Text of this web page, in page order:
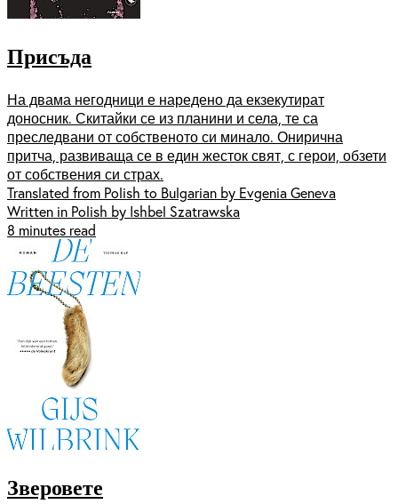
Присъда
На двама негодници е наредено да екзекутират
доносник. Скитайки се из планини и села, те са
преследвани от собственото си минало. Онирична
притча, развиваща се в един жесток свят, с герои, обзети
от собствения си страх.
Translated from Polish to Bulgarian by Evgenia Geneva
Written in Polish by Ishbel Szatrawska
8 minutes read
Зверовете